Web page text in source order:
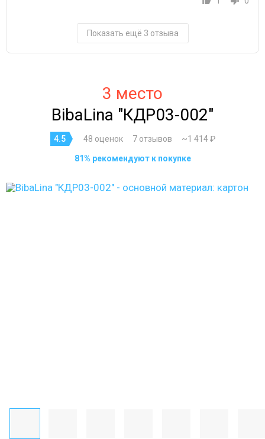
Показать ещё 3 отзыва
3 место
BibaLina "КДР03-002"
4.5 48 оценок 7 отзывов ~1 414 ₽
81% рекомендуют к покупке